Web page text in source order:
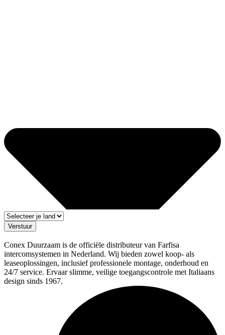
Verstuur
Conex Duurzaam is de officiële distributeur van Farfisa
intercomsystemen in Nederland. Wij bieden zowel koop- als
leaseoplossingen, inclusief professionele montage, onderhoud en
24/7 service. Ervaar slimme, veilige toegangscontrole met Italiaans
design sinds 1967.